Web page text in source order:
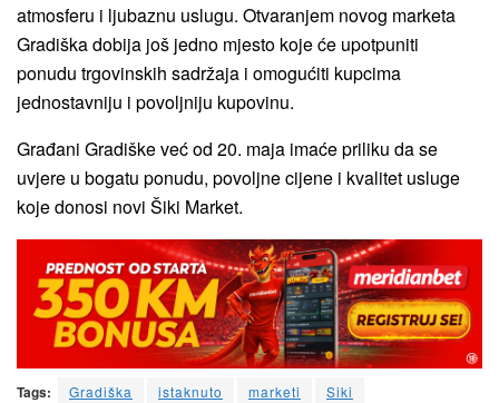
atmosferu i ljubaznu uslugu. Otvaranjem novog marketa
Gradiška dobija još jedno mjesto koje će upotpuniti
ponudu trgovinskih sadržaja i omogućiti kupcima
jednostavniju i povoljniju kupovinu.
Građani Gradiške već od 20. maja imaće priliku da se
uvjere u bogatu ponudu, povoljne cijene i kvalitet usluge
koje donosi novi Šiki Market.
Tags: Gradiška istaknuto marketi Siki